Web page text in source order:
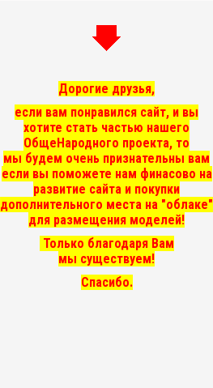
Дорогие друзья,
если вам понравился сайт, и вы
хотите стать частью нашего
ОбщеНародного проекта, то
мы будем очень признательны вам
если вы поможете нам финасово на
развитие сайта и покупки
дополнительного места на "облаке"
для размещения моделей!
Только благодаря Вам
мы существуем!
Спасибо.